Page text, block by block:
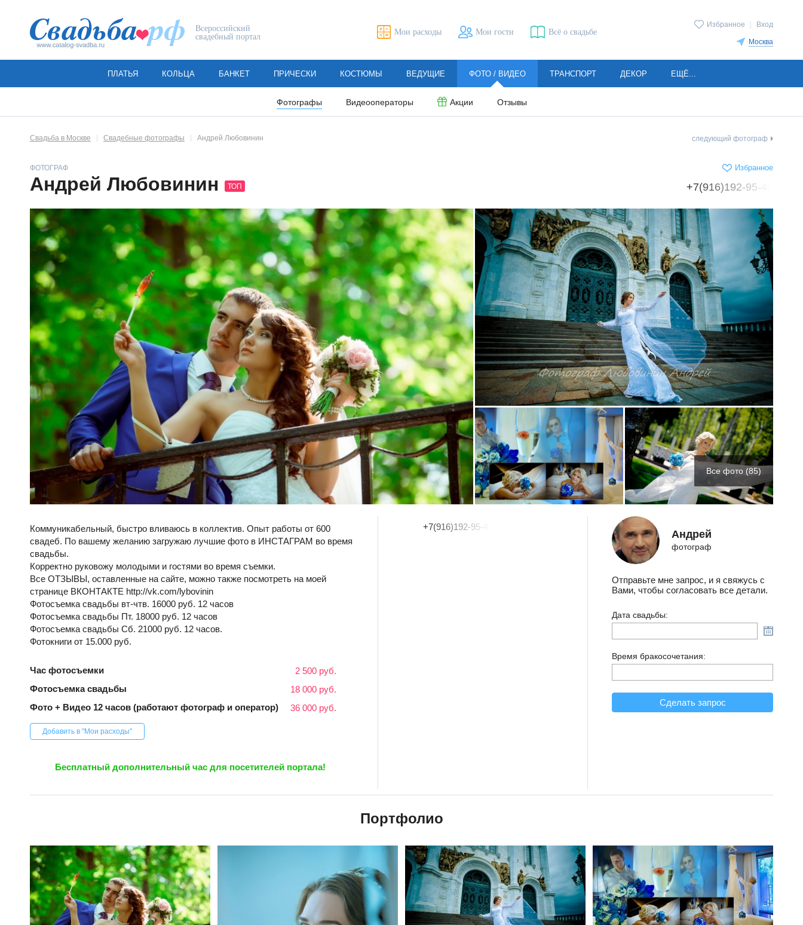
Всероссийский
свадебный портал
Избранное Вход
Москва
Мои расходы Мои гости Всё о свадьбе
ПЛАТЬЯ КОЛЬЦА БАНКЕТ ПРИЧЕСКИ КОСТЮМЫ ВЕДУЩИЕ ФОТО / ВИДЕО
Фотографы Видеооператоры Акции Отзывы
ТРАНСПОРТ ДЕКОР ЕЩЁ...
следующий фотограф
Свадьба в Москве Свадебные фотографы Андрей Любовинин
ФОТОГРАФ
Андрей Любовинин ТОП
Избранное
+7(916)192-95-46
Все фото (85)
Коммуникабельный, быстро вливаюсь в коллектив. Опыт работы от 600
свадеб. По вашему желанию загружаю лучшие фото в ИНСТАГРАМ во время
свадьбы.
Корректно руковожу молодыми и гостями во время съемки.
Все ОТЗЫВЫ, оставленные на сайте, можно также посмотреть на моей
странице ВКОНТАКТЕ http://vk.com/lybovinin
Фотосъемка свадьбы вт-чтв. 16000 руб. 12 часов
Фотосъемка свадьбы Пт. 18000 руб. 12 часов
Фотосъемка свадьбы Сб. 21000 руб. 12 часов.
Фотокниги от 15.000 руб.
Час фотосъемки
2 500 руб.
Фотосъемка свадьбы
18 000 руб.
Фото + Видео 12 часов (работают фотограф и оператор)
36 000 руб.
Добавить в "Мои расходы"
Бесплатный дополнительный час для посетителей портала!
+7(916)192-95-46
Андрей
фотограф
Отправьте мне запрос, и я свяжусь с
Вами, чтобы согласовать все детали.
Дата свадьбы:
Время бракосочетания:
Сделать запрос
Портфолио